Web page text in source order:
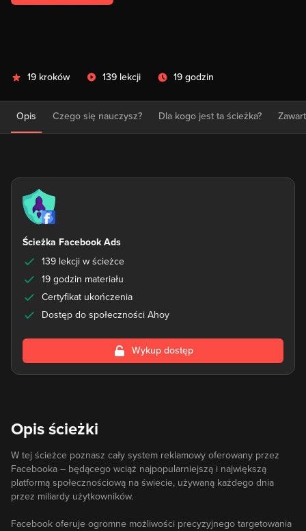
19 kroków 139 lekcji 19 godzin
Opis Czego się nauczysz? Dla kogo jest ta ścieżka?
Opis ścieżki
W tej ścieżce poznasz cały system reklamowy oferowany przez
Facebooka – będącego wciąż najpopularniejszą i największą
platformą społecznościową na świecie, używaną każdego dnia
przez miliardy użytkowników.
Facebook oferuje ogromne możliwości precyzyjnego targetowania
Ścieżka Facebook Ads
139 lekcji w ścieżce
19 godzin materiału
Certyfikat ukończenia
Dostęp do społeczności Ahoy
Wykup dostęp